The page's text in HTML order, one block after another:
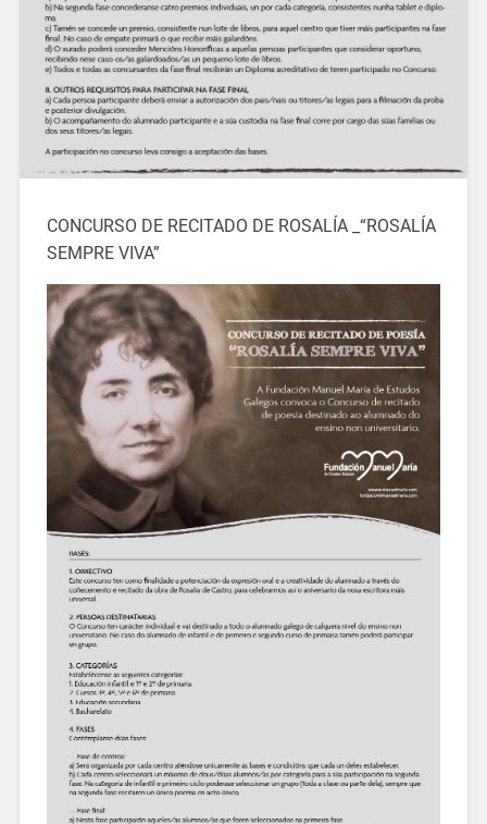
CONCURSO DE RECITADO DE ROSALÍA _“ROSALÍA
SEMPRE VIVA”